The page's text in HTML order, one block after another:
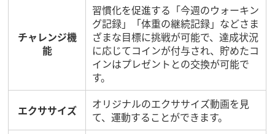
チャレンジ機
能
習慣化を促進する「今週のウォーキン
グ記録」「体重の継続記録」などさま
ざまな目標に挑戦が可能で、達成状況
に応じてコインが付与され、貯めたコ
インはプレゼントとの交換が可能で
す。
エクササイズ
オリジナルのエクササイズ動画を見
て、運動することができます。